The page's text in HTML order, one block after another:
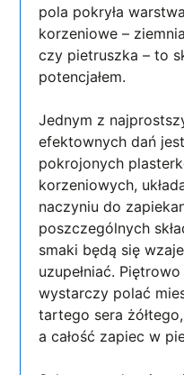
pola pokryła
korzeniowe –
czy pietruszka – to
potencjałem.
Jednym z
efektownych dań
pokrojonych
korzeniowych,
naczyniu do
poszczególnych
smaki będą się
uzupełniać.
wystarczy polać
tartego sera
a całość zapiec w